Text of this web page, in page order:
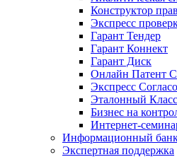
Конструктор
Экспресс
Гарант Тендер
Гарант Коннект
Гарант Диск
Онлайн Патент
Экспресс
Эталонный
Бизнес на
Интернет-
Информационный
Экспертная поддержка